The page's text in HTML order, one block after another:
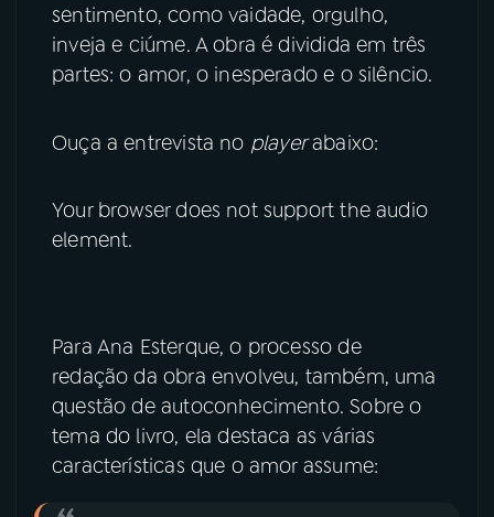
YouTube Facebook
Instagram X
sentimento, como vaidade, orgulho,
inveja e ciúme. A obra é dividida em três
partes: o amor, o inesperado e o silêncio.
Ouça a entrevista no playerabaixo:
Your browser does not support the audio
element.
Para Ana Esterque, o processo de
redação da obra envolveu, também, uma
questão de autoconhecimento. Sobre o
tema do livro, ela destaca as várias
características que o amor assume: